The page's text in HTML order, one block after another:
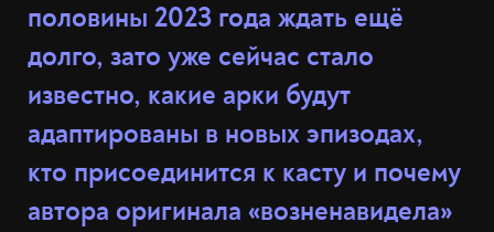
половины 2023 года ждать ещё
долго, зато уже сейчас стало
известно, какие арки будут
адаптированы в новых эпизодах,
кто присоединится к касту и почему
автора оригинала «возненавидела»